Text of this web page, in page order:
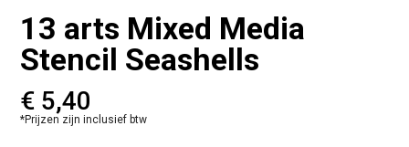
13 arts Mixed Media
Stencil Seashells
€ 5,40
*Prijzen zijn inclusief btw